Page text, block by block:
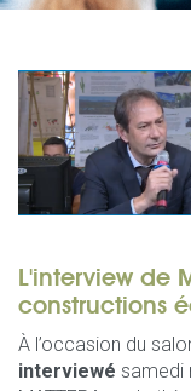
L'interview de
constructions
À l’occasion du
interviewé samedi